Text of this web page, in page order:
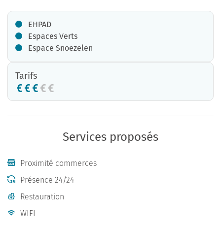
EHPAD
Espaces Verts
Espace Snoezelen
Tarifs
Services proposés
Proximité commerces
Présence 24/24
Restauration
WIFI